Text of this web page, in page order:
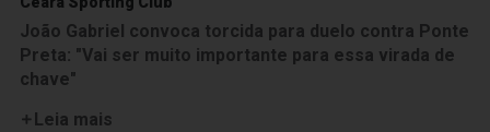
João Gabriel convoca torcida para duelo contra Ponte
Preta: "Vai ser muito importante para essa virada de
chave"
Leia mais